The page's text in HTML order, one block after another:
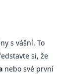
s vášní. To
si, že
nebo své první